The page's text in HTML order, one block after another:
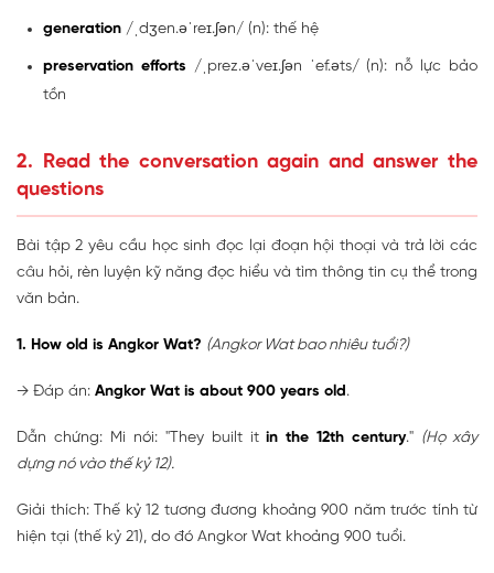
generation /ˌdʒen.əˈreɪ.ʃən/ (n): thế hệ
preservation efforts /ˌprez.əˈveɪ.ʃən ˈef.əts/ (n): nỗ lực bảo
tồn
2. Read the conversation again and answer the
questions
Bài tập 2 yêu cầu học sinh đọc lại đoạn hội thoại và trả lời các
câu hỏi, rèn luyện kỹ năng đọc hiểu và tìm thông tin cụ thể trong
văn bản.
1. How old is Angkor Wat? (Angkor Wat bao nhiêu tuổi?)
→ Đáp án: Angkor Wat is about 900 years old.
Dẫn chứng: Mi nói: "They built itin the 12th century." (Họ xây
dựng nó vào thế kỷ 12).
Giải thích: Thế kỷ 12 tương đương khoảng 900 năm trước tính từ
hiện tại (thế kỷ 21), do đó Angkor Wat khoảng 900 tuổi.